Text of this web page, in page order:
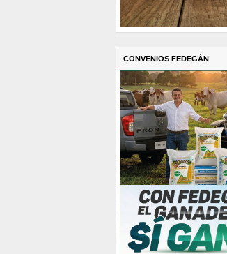
CONVENIOS FEDEGÁN